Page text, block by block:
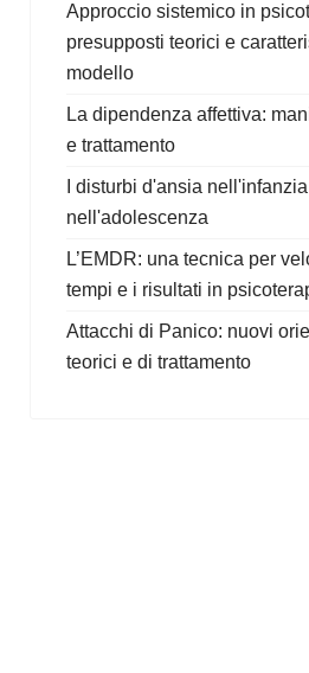
Approccio sistemico in
presupposti teorici e
modello
La dipendenza affettiva:
e trattamento
I disturbi d'ansia
nell'adolescenza
L’EMDR: una tecnica per
tempi e i risultati in
Attacchi di Panico: nuovi
teorici e di trattamento